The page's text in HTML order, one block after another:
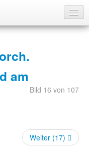
am
Bild 16 von 107
Weiter (17)